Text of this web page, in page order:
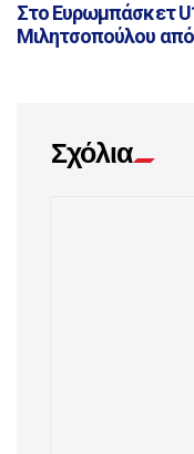
Στο Ευρωμπάσκετ
Μιλητσοπούλου
Σχόλια